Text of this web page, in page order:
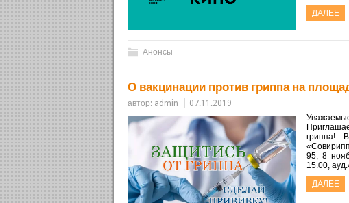
ДАЛЕЕ
Анонсы
О вакцинации против гриппа на
автор: admin
07.11.2019
гриппа!
95, 8
15.00,
ДАЛЕЕ